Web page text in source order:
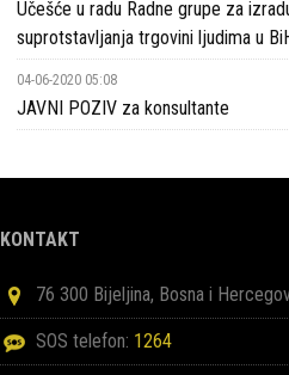
Učešće u radu Radne grupe za
suprotstavljanja trgovini ljudima u
04-06-2020 05:08
JAVNI POZIV za konsultante
KONTAKT
76 300 Bijeljina, Bosna i
SOS telefon: 1264